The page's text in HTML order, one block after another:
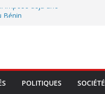
impose déjà une
et trace les
plaidoyer, la
l’Atlantique et du
POLITIQUES SOCIÉTÉ